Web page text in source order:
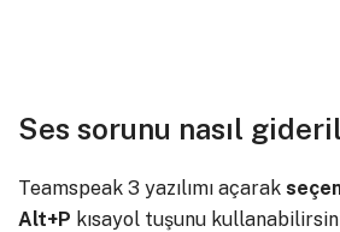
Ses sorunu nasıl
Teamspeak 3 yazılımı açarak
Alt+P kısayol tuşunu